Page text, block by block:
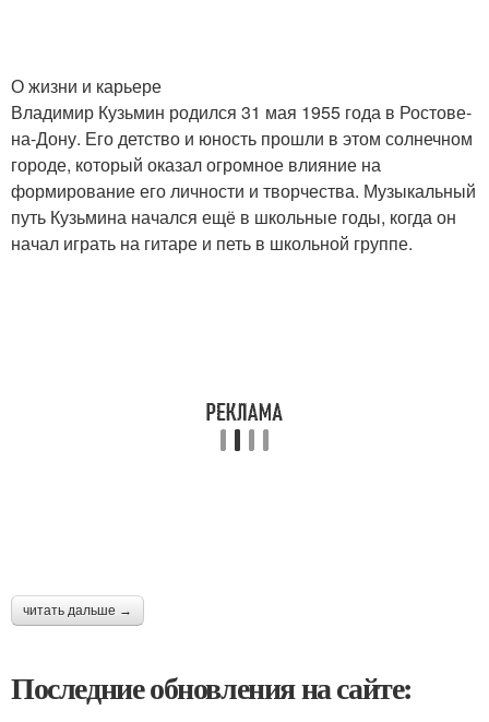
О жизни и карьере
Владимир Кузьмин родился 31 мая 1955 года в Ростове-
на-Дону. Его детство и юность прошли в этом солнечном
городе, который оказал огромное влияние на
формирование его личности и творчества. Музыкальный
путь Кузьмина начался ещё в школьные годы, когда он
начал играть на гитаре и петь в школьной группе.
читать дальше →
Последние обновления на сайте: